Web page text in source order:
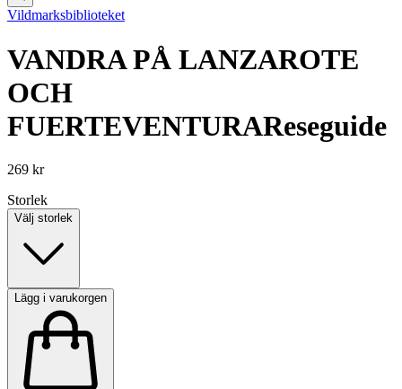
Vildmarksbiblioteket
VANDRA PÅ LANZAROTE
OCH
FUERTEVENTURAReseguide
269 kr
Storlek
Välj storlek
Lägg i varukorgen